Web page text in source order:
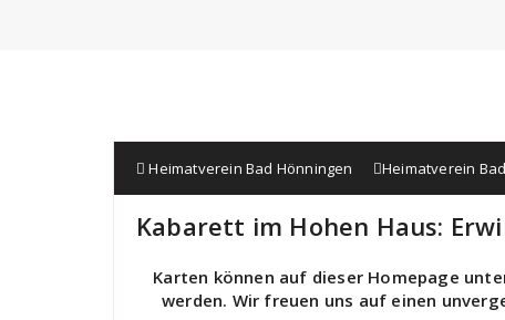
Heimatverein Bad Hönningen Heimatverein
Kabarett im Hohen Haus:
Karten können auf dieser Homepage
werden. Wir freuen uns auf einen